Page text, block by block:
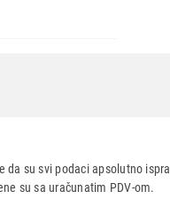
da su svi podaci apsolutno
su sa uračunatim PDV-om.